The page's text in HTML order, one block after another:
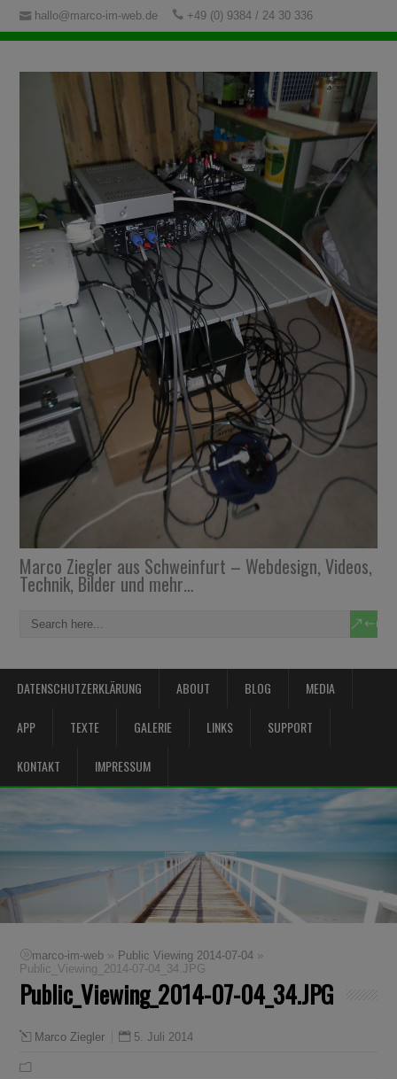
hallo@marco-im-web.de +49 (0) 9384 / 24 30 336
Marco Ziegler aus Schweinfurt – Webdesign, Videos,
Technik, Bilder und mehr…
DATENSCHUTZERKLÄRUNG ABOUT BLOG MEDIA
APP TEXTE GALERIE LINKS SUPPORT
KONTAKT IMPRESSUM
marco-im-web » Public Viewing 2014-07-04 »
Public_Viewing_2014-07-04_34.JPG
Public_Viewing_2014-07-04_34.JPG
Marco Ziegler 5. Juli 2014